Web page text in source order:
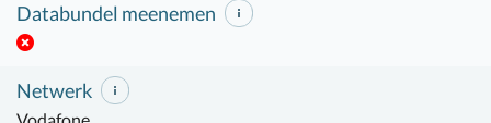
Databundel meenemen
Netwerk